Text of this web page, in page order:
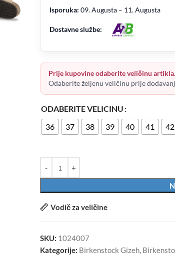
Isporuka: 09. Augusta – 11. Augusta
Dostavne službe:
Prije kupovine odaberite veličinu artikla.
Odaberite željenu veličinu prije
ODABERITE VELICINU
36
37 38 39 40 41 42
Vodič za veličine
SKU: 1024007
Kategorije: Birkenstock Gizeh,